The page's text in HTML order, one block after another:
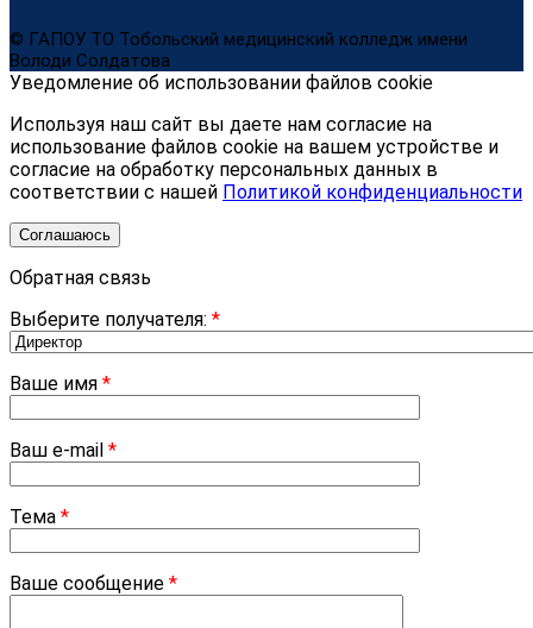
© ГАПОУ ТО Тобольский медицинский колледж имени
Володи Солдатова
Уведомление об использовании файлов cookie
Используя наш сайт вы даете нам согласие на
использование файлов cookie на вашем устройстве и
согласие на обработку персональных данных в
соответствии с нашей Политикой конфиденциальности
Соглашаюсь
Обратная связь
Выберите получателя: *
Ваше имя *
Ваш e-mail *
Тема *
Ваше сообщение *